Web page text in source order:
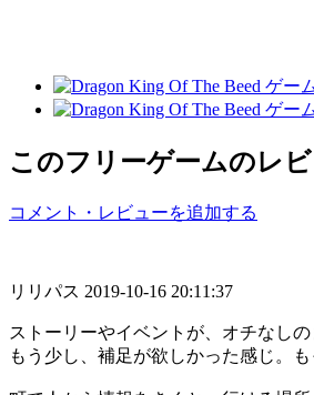
このフリーゲームのレ
コメント・レビューを追加する
リリパス 2019-10-16 20:11:37
ストーリーやイベントが、オチなし
もう少し、補足が欲しかった感じ。も